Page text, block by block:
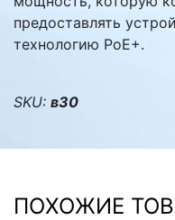
предоставлять
технологию PoE+.
SKU: в30
ПОХОЖИЕ